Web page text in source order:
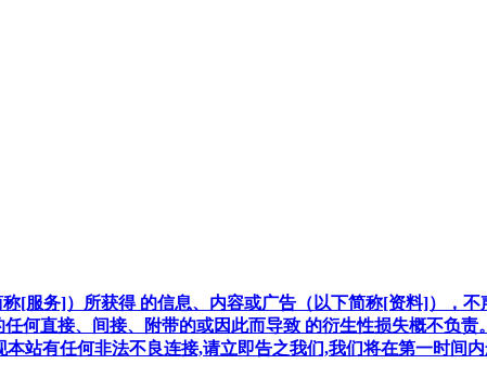
[服务]）所获得 的信息、内容或广告（以下简称[资料]），
何直接、间接、附带的或因此而导致 的衍生性损失概不负责
站有任何非法不良连接,请立即告之我们,我们将在第一时间